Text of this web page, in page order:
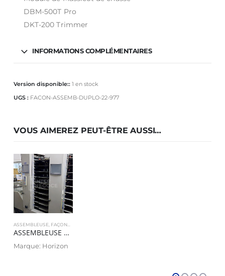
DBM-500T Pro
DKT-200 Trimmer
INFORMATIONS COMPLÉMENTAIRES
Version disponible:: 1 en stock
UGS : FACON-ASSEMB-DUPLO-22-977
VOUS AIMEREZ PEUT-ÊTRE AUSSI…
ASSEMBLEUSE FAÇONNAGE POSTPRESS
ASSEMBLEUSE HORIZON VAC 100
Marque: Horizon